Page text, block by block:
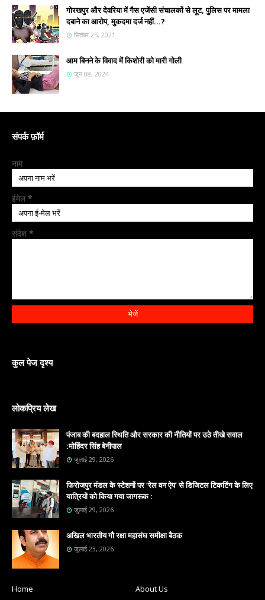
गोरखपुर और देवरिया में गैस एजेंसी संचालकों से लूट, पुलिस पर मामला
दबाने का आरोप, मुकदमा दर्ज नहीं...?
सितंबर 25, 2021
आम बिनने के विवाद में किशोरी को मारी गोली
जून 08, 2024
संपर्क फ़ॉर्म
नाम
ईमेल *
संदेश *
कुल पेज दृश्य
लोकप्रिय लेख
पंजाब की बदहाल स्थिति और सरकार की नीतियों पर उठे तीखे सवाल
:मोहिंदर सिंह बेनीपाल
जुलाई 29, 2026
फिरोजपुर मंडल के स्टेशनों पर ‘रेल वन ऐप’ से डिजिटल टिकटिंग के लिए
यात्रियों को किया गया जागरूक :
जुलाई 29, 2026
अखिल भारतीय गौ रक्षा महासंघ समीक्षा बैठक
जुलाई 23, 2026
Home
About Us